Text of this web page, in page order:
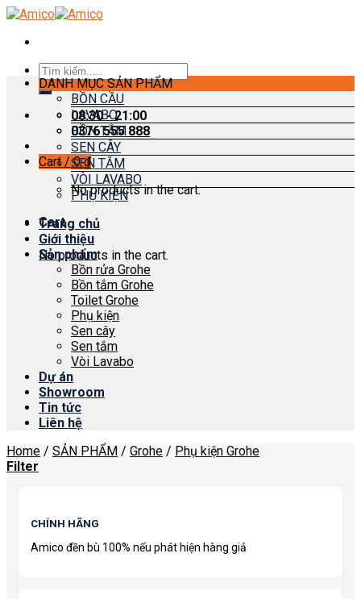
Skip
content
Search
for:
08:30 - 21:00
0376 555 888
Cart /0₫
No products in the cart.
Cart
No products in the cart.
DANH MỤC SẢN PHẨM
BỒN CẦU
LAVABO
BỒN TẮM
SEN CÂY
SEN TẮM
VÒI LAVABO
PHỤ KIỆN
Trang chủ
Giới thiệu
Sản phẩm
Bồn rửa Grohe
Bồn tắm Grohe
Toilet Grohe
Phụ kiện
Sen cây
Sen tắm
Vòi Lavabo
Dự án
Showroom
Tin tức
Liên hệ
Home / SẢN PHẨM / Grohe / Phụ kiện Grohe
Filter
CHÍNH HÃNG
Amico đền bù 100% nếu phát hiện hàng giả